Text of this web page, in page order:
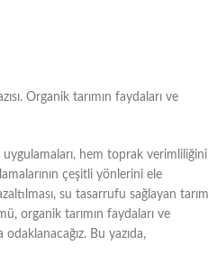
Organik tarımın faydaları ve
hem toprak verimliliğini
çeşitli yönlerini ele
su tasarrufu sağlayan tarım
organik tarımın faydaları ve
Bu yazıda,